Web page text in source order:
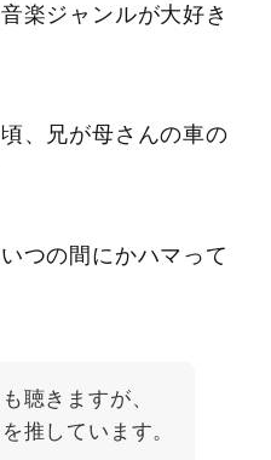
楽ジャンルが大好き
、兄が母さんの車の
つの間にかハマって
聴きますが、
推しています。